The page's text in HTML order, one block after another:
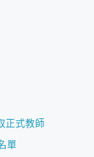
正式教師
單